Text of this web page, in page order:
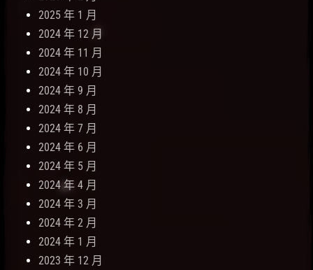
2025 年 1 月
2024 年 12 月
2024 年 11 月
2024 年 10 月
2024 年 9 月
2024 年 8 月
2024 年 7 月
2024 年 6 月
2024 年 5 月
2024 年 4 月
2024 年 3 月
2024 年 2 月
2024 年 1 月
2023 年 12 月